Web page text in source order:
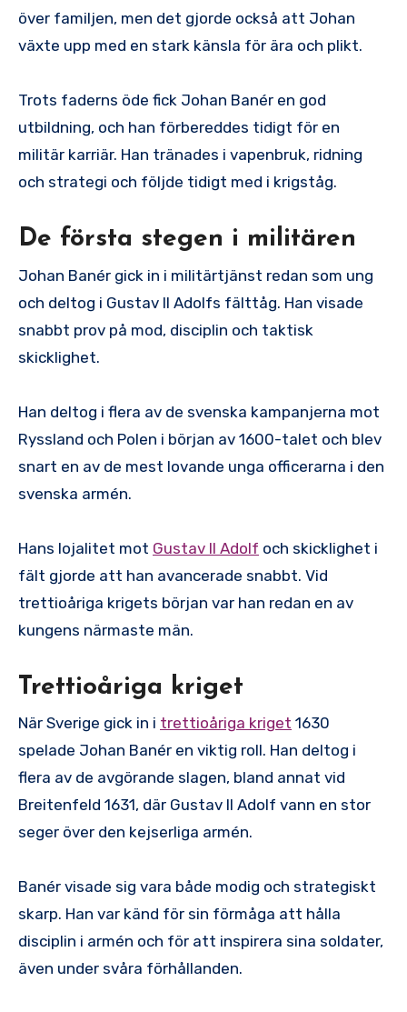
över familjen, men det gjorde också att Johan
växte upp med en stark känsla för ära och plikt.
Trots faderns öde fick Johan Banér en god
utbildning, och han förbereddes tidigt för en
militär karriär. Han tränades i vapenbruk, ridning
och strategi och följde tidigt med i krigståg.
De första stegen i militären
Johan Banér gick in i militärtjänst redan som ung
och deltog i Gustav II Adolfs fälttåg. Han visade
snabbt prov på mod, disciplin och taktisk
skicklighet.
Han deltog i flera av de svenska kampanjerna mot
Ryssland och Polen i början av 1600-talet och blev
snart en av de mest lovande unga officerarna i den
svenska armén.
Hans lojalitet mot Gustav II Adolf och skicklighet i
fält gjorde att han avancerade snabbt. Vid
trettioåriga krigets början var han redan en av
kungens närmaste män.
Trettioåriga kriget
När Sverige gick in i trettioåriga kriget 1630
spelade Johan Banér en viktig roll. Han deltog i
flera av de avgörande slagen, bland annat vid
Breitenfeld 1631, där Gustav II Adolf vann en stor
seger över den kejserliga armén.
Banér visade sig vara både modig och strategiskt
skarp. Han var känd för sin förmåga att hålla
disciplin i armén och för att inspirera sina soldater,
även under svåra förhållanden.